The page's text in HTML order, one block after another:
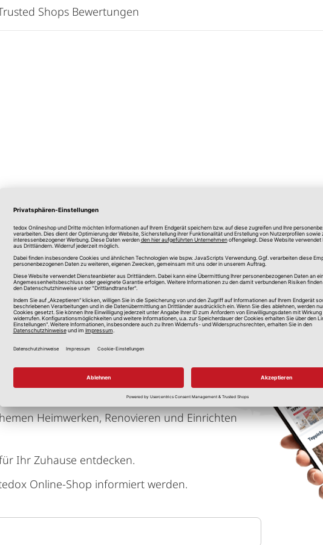
Shops Bewertungen
*Alle Preise in Euro, inkl. gesetzlicher Mehrwertsteuer, zzgl.
Heimwerken, Renovieren und Einrichten
Ihr Zuhause entdecken.
Online-Shop informiert werden.